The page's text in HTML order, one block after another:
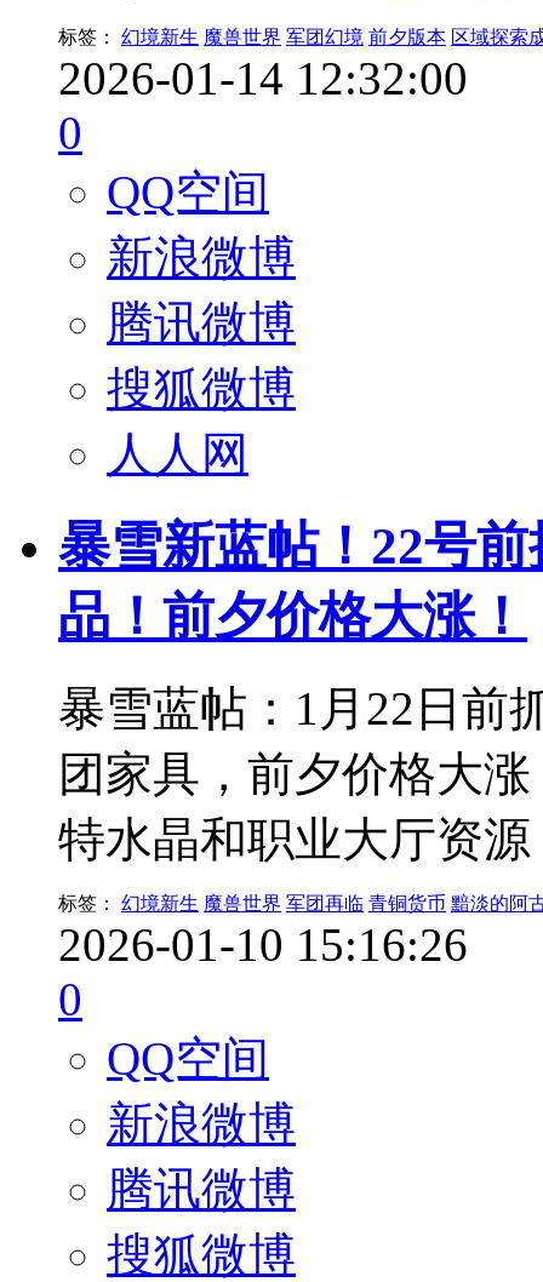
标签： 幻境新生 魔兽世界 军团幻境 前夕版本 区域探索
2026-01-14 12:32:00
0
QQ空间
新浪微博
腾讯微博
搜狐微博
人人网
暴雪新蓝帖！22号
品！前夕价格大涨！
暴雪蓝帖：1月22日前
团家具，前夕价格大
特水晶和职业大厅资源
标签： 幻境新生 魔兽世界 军团再临 青铜货币 黯淡的阿
2026-01-10 15:16:26
0
QQ空间
新浪微博
腾讯微博
搜狐微博